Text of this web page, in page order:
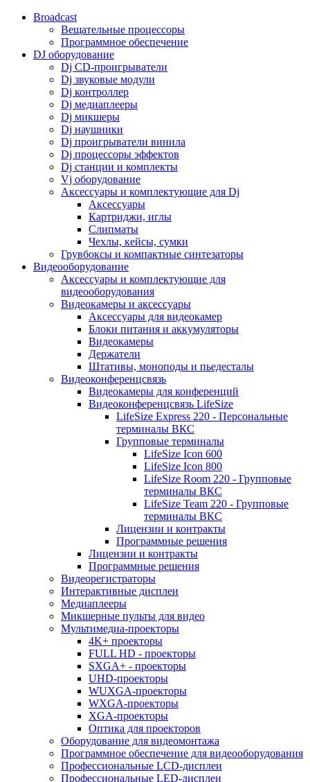
Broadcast
Вещательные процессоры
Программное обеспечение
DJ оборудование
Dj CD-проигрыватели
Dj звуковые модули
Dj контроллер
Dj медиаплееры
Dj микшеры
Dj наушники
Dj проигрыватели винила
Dj процессоры эффектов
Dj станции и комплекты
Vj оборудование
Аксессуары и комплектующие для Dj
Аксессуары
Картриджи, иглы
Слипматы
Чехлы, кейсы, сумки
Грувбоксы и компактные синтезаторы
Видеооборудование
Аксессуары и комплектующие для
видеооборудования
Видеокамеры и аксессуары
Аксессуары для видеокамер
Блоки питания и аккумуляторы
Видеокамеры
Держатели
Штативы, моноподы и пьедесталы
Видеоконференцсвязь
Видеокамеры для конференций
Видеоконференцсвязь LifeSize
LifeSize Express 220 - Персональные
терминалы ВКС
Групповые терминалы
LifeSize Icon 600
LifeSize Icon 800
LifeSize Room 220 - Групповые
терминалы ВКС
LifeSize Team 220 - Групповые
терминалы ВКС
Лицензии и контракты
Программные решения
Лицензии и контракты
Программные решения
Видеорегистраторы
Интерактивные дисплеи
Медиаплееры
Микшерные пульты для видео
Мультимедиа-проекторы
4K+ проекторы
FULL HD - проекторы
SXGA+ - проекторы
UHD-проекторы
WUXGA-проекторы
WXGA-проекторы
XGA-проекторы
Оптика для проекторов
Оборудование для видеомонтажа
Программное обеспечение для видеооборудования
Профессиональные LCD-дисплеи
Профессиональные LED-дисплеи